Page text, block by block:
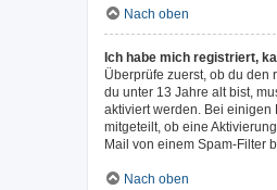
Nach oben
Ich habe mich registriert,
Überprüfe zuerst, ob du den
du unter 13 Jahre alt bist,
aktiviert werden. Bei einigen
mitgeteilt, ob eine
Mail von einem Spam-Filter
Nach oben